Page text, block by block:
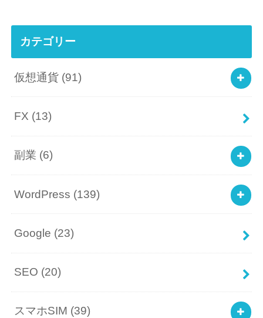
カテゴリー
仮想通貨 (91)
FX (13)
副業 (6)
WordPress (139)
Google (23)
SEO (20)
スマホSIM (39)